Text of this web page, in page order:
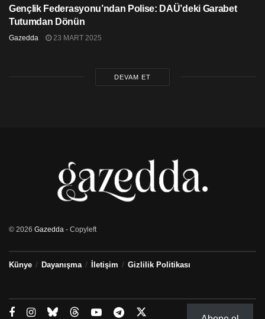
Gençlik Federasyonu’ndan Polise: DAÜ’deki Garabet
Tutumdan Dönün
Gazedda 23 MART 2025
DEVAM ET
© 2026 Gazedda - Copyleft
Künye Dayanışma İletişim Gizlilik Politikası